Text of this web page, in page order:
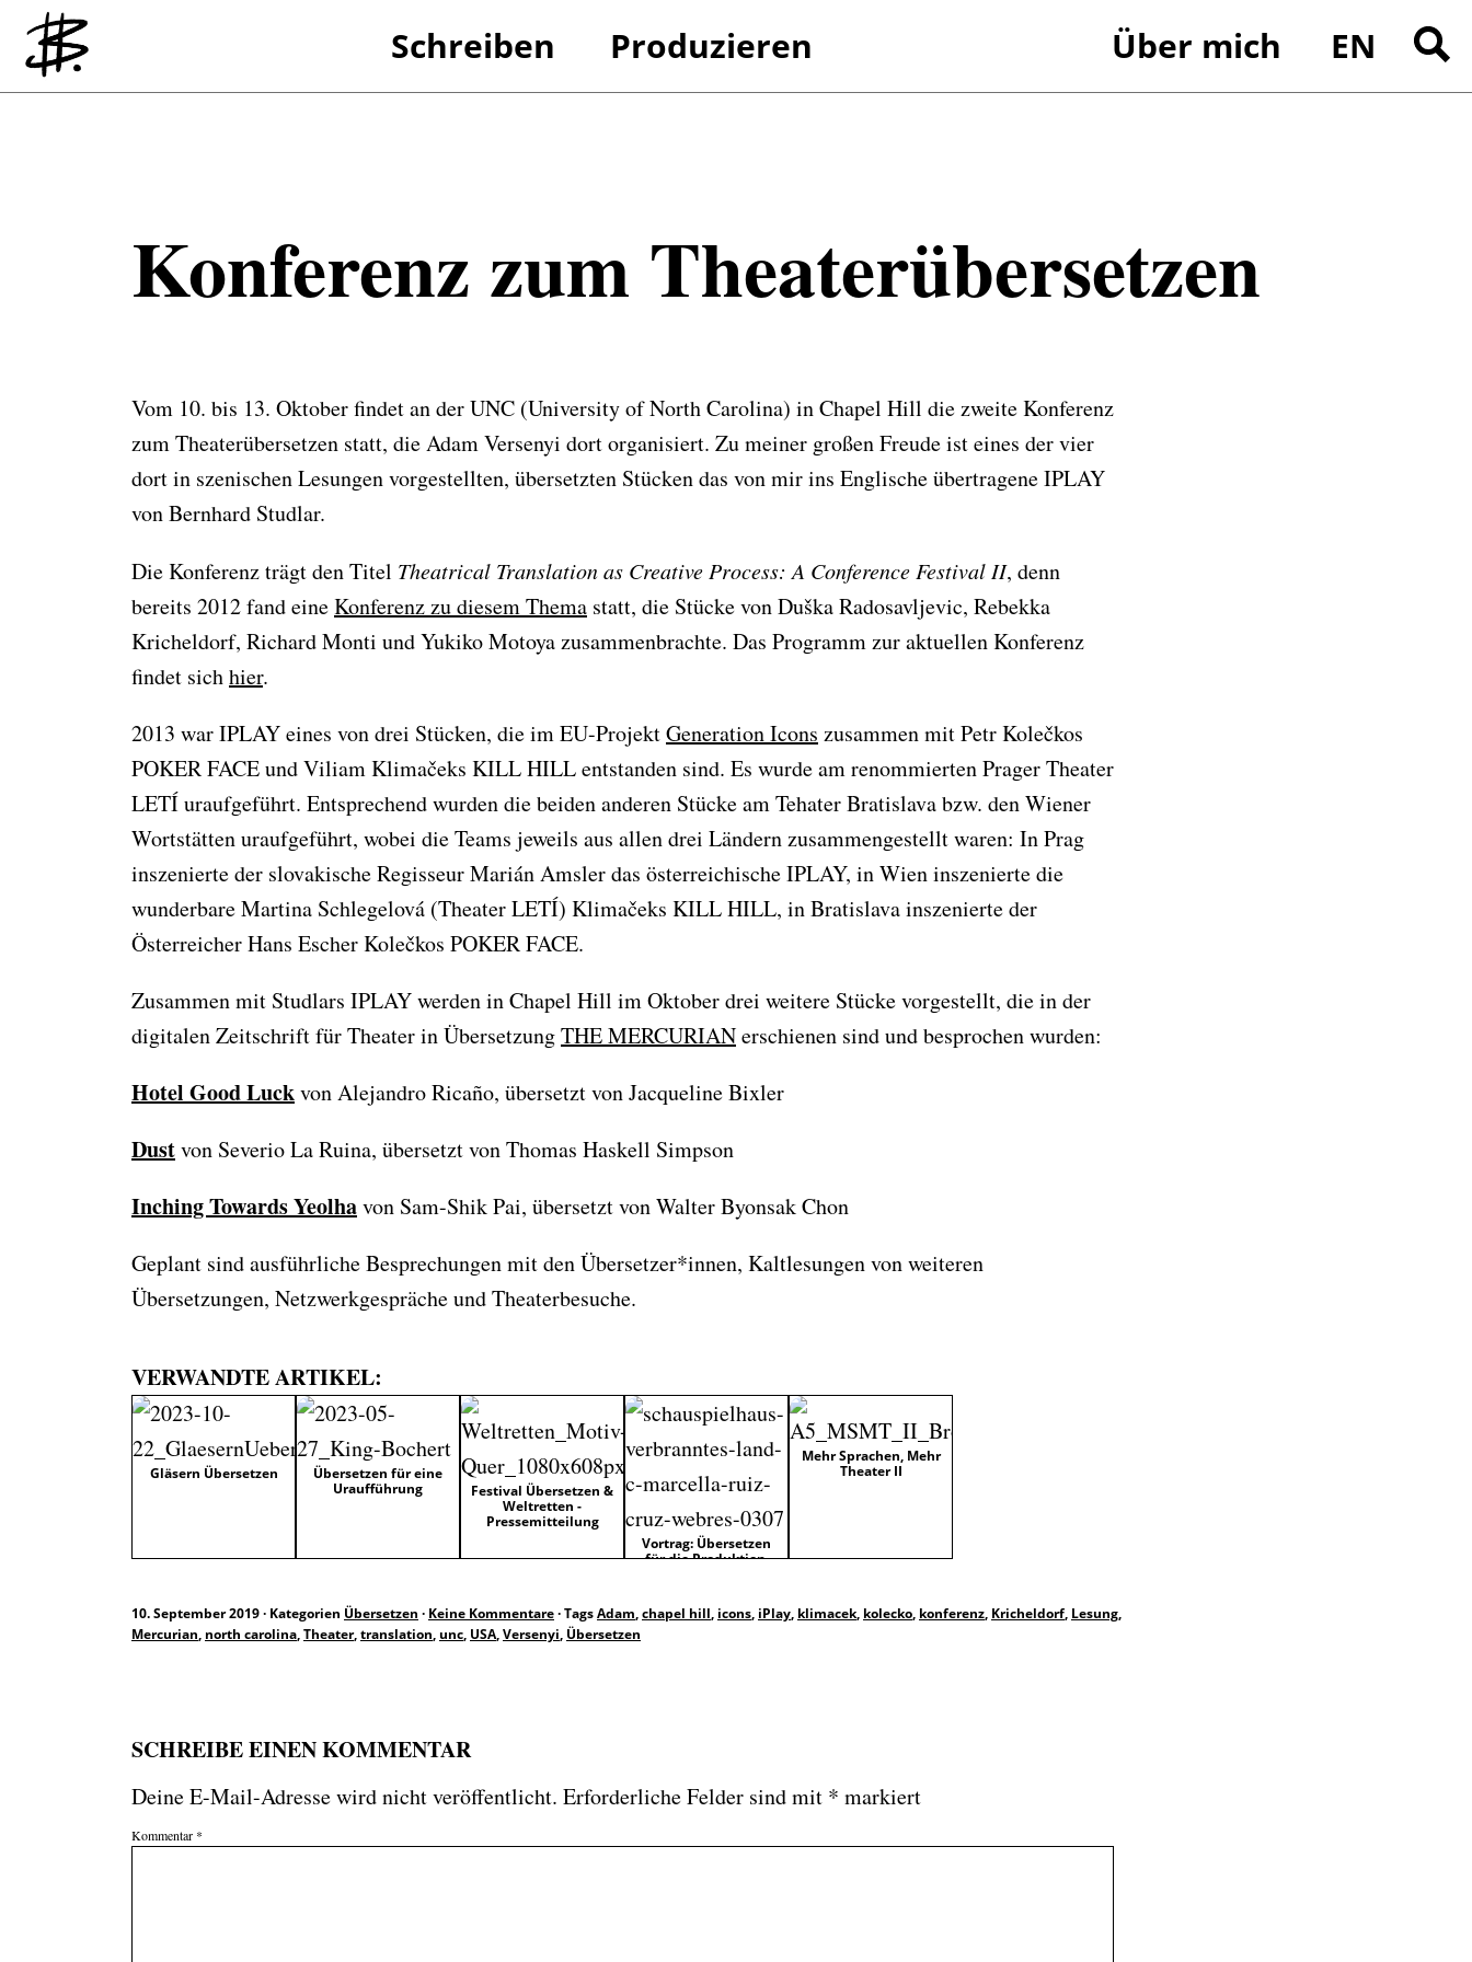
Schreiben Produzieren Über mich EN
Konferenz zum Theater­übersetzen
Vom 10. bis 13. Oktober findet an der UNC (University of North Carolina) in Chapel Hill die zweite Konferenz
zum Theaterübersetzen statt, die Adam Versenyi dort organisiert. Zu meiner großen Freude ist eines der vier
dort in szenischen Lesungen vorgestellten, übersetzten Stücken das von mir ins Englische übertragene IPLAY
von Bernhard Studlar.
Die Konferenz trägt den Titel Theatrical Translation as Creative Process: A Conference Festival II, denn
bereits 2012 fand eineKonferenz zu diesem Thema statt, die Stücke von Duška Radosavljevic, Rebekka
Kricheldorf, Richard Monti und Yukiko Motoya zusammenbrachte. Das Programm zur aktuellen Konferenz
findet sichhier.
2013 war IPLAY eines von drei Stücken, die im EU-ProjektGeneration Icons zusammen mit Petr Kolečkos
POKER FACE und Viliam Klimačeks KILL HILL entstanden sind. Es wurde am renommierten Prager Theater
LETÍ uraufgeführt. Entsprechend wurden die beiden anderen Stücke am Tehater Bratislava bzw. den Wiener
Wortstätten uraufgeführt, wobei die Teams jeweils aus allen drei Ländern zusammengestellt waren: In Prag
inszenierte der slovakische Regisseur Marián Amsler das österreichische IPLAY, in Wien inszenierte die
wunderbare Martina Schlegelová (Theater LETÍ) Klimačeks KILL HILL, in Bratislava inszenierte der
Österreicher Hans Escher Kolečkos POKER FACE.
Zusammen mit Studlars IPLAY werden in Chapel Hill im Oktober drei weitere Stücke vorgestellt, die in der
digitalen Zeitschrift für Theater in ÜbersetzungTHE MERCURIANerschienen sind und besprochen wurden:
Hotel Good Luckvon Alejandro Ricaño, übersetzt von Jacqueline Bixler
Dustvon Severio La Ruina, übersetzt von Thomas Haskell Simpson
Inching Towards Yeolhavon Sam-Shik Pai, übersetzt von Walter Byonsak Chon
Geplant sind ausführliche Besprechungen mit den Übersetzer*innen, Kaltlesungen von weiteren
Übersetzungen, Netzwerkgespräche und Theaterbesuche.
VERWANDTE ARTIKEL:
Gläsern Übersetzen
Übersetzen für eine
Uraufführung
Festival Übersetzen &
Weltretten -
Pressemitteilung
Vortrag: Übersetzen
für die Produktion.
Mehr Sprachen, Mehr
Theater II
10. September 2019· Kategorien Übersetzen · Keine Kommentare·TagsAdam,chapel hill, icons, iPlay, klimacek, kolecko, konferenz, Kricheldorf, Lesung,
Mercurian, north carolina,Theater,translation,unc, USA,Versenyi, Übersetzen
SCHREIBE EINEN KOMMENTAR
Deine E-Mail-Adresse wird nicht veröffentlicht. Erforderliche Felder sind mit * markiert
Kommentar *